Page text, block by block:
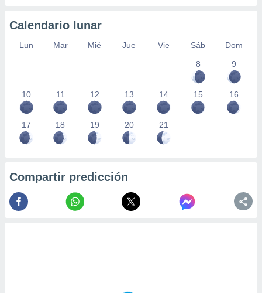
Calendario lunar
Lun Mar Mié Jue Vie Sáb
Dom
8
9
10 11 12 13 14 15 16
17 18 19 20 21
Compartir predicción